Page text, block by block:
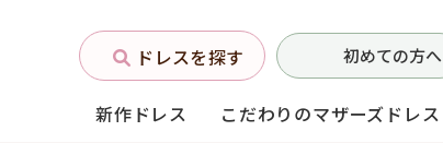
ドレスを探す 初めての方へ
新作ドレス こだわりのマザーズドレス